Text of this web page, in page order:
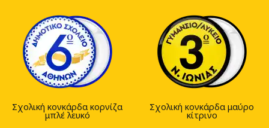
Σχολική κονκάρδα κορνίζα
μπλέ λευκό
Σχολική κονκάρδα μαύρο
κίτρινο